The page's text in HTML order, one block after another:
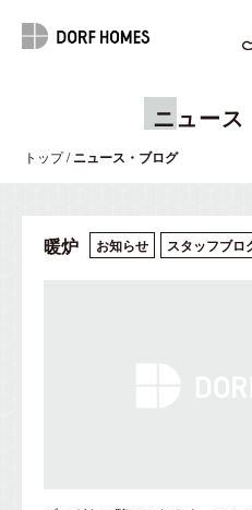
ニュー
トップ/ニュース・ブログ
暖炉 お知らせ スタッフブロ